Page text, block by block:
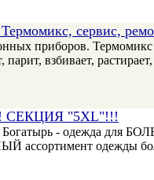
сервис,
приборов.
парит, взбивает,
СЕКЦИЯ "5XL"!!!
- одежда для
ассортимент одежды